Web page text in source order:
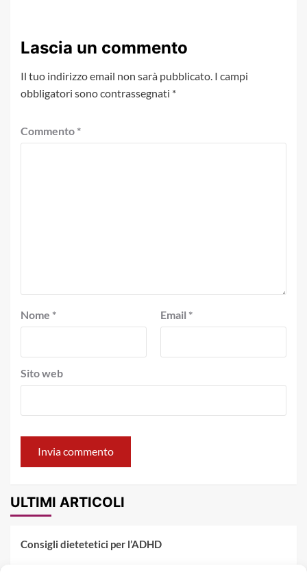
Lascia un commento
Il tuo indirizzo email non sarà pubblicato. I campi
obbligatori sono contrassegnati *
Commento *
Nome * Email *
Sito web
ULTIMI ARTICOLI
Consigli dietetetici per l’ADHD